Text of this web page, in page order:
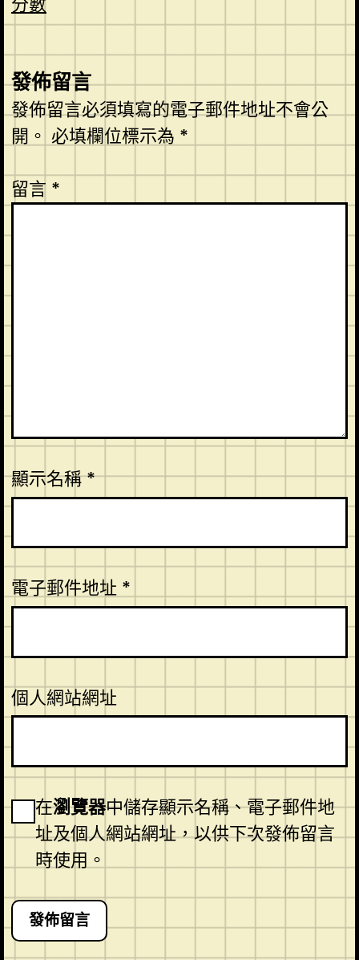
發佈留言
發佈留言必須填寫的電子郵件地址不會公
開。 必填欄位標示為 *
留言 *
顯示名稱*
電子郵件地址 *
個人網站網址
在瀏覽器中儲存顯示名稱、電子郵件地
址及個人網站網址，以供下次發佈留言
時使用。